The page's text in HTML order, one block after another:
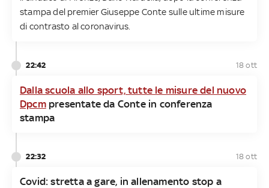
stampa del premier Giuseppe Conte sulle ultime misure
di contrasto al coronavirus.
22:42 18 ott
Dalla scuola allo sport, tutte le misure del nuovo
Dpcmpresentate da Conte in conferenza
stampa
22:32 18 ott
Covid: stretta a gare, in allenamento stop a